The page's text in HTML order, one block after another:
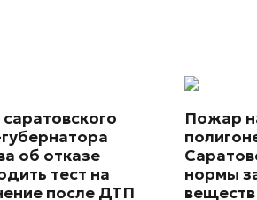
об отказе
тест на
после ДТП
Пожар
нормы